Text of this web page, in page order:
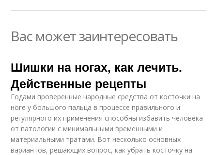
Вас может заинтересовать
Шишки на ногах, как лечить.
Действенные рецепты
Годами проверенные народные средства от косточки на
ноге у большого пальца в процессе правильного и
регулярного их применения способны избавить человека
от патологии с минимальными временными и
материальными тратами. Вот несколько основных
вариантов, решающих вопрос, как убрать косточку на